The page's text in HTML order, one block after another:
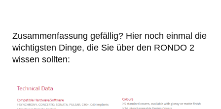
Zusammenfassung gefällig? Hier noch einmal die
wichtigsten Dinge, die Sie über den RONDO 2
wissen sollten: